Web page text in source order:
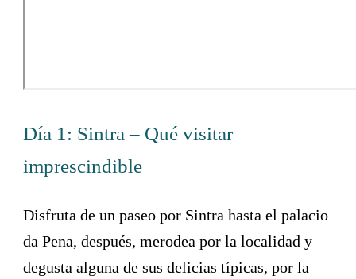
Día 1: Sintra – Qué visitar
imprescindible
Disfruta de un paseo por Sintra hasta el palacio
da Pena, después, merodea por la localidad y
degusta alguna de sus delicias típicas, por la